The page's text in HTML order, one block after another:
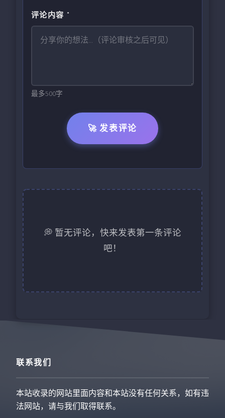
评论内容 *
最多500字
🚀 发表评论
💭 暂无评论，快来发表第一条评论
吧！
联系我们
本站收录的网站里面内容和本站没有任何关系，如有违
法网站，请与我们取得联系。